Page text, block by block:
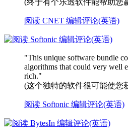
阅读 CNET 编辑评论(英语)
"This unique software bundle
algorithms that could very well
rich."
(这个独特的软件很可能使您
阅读 Softonic 编辑评论(英语)